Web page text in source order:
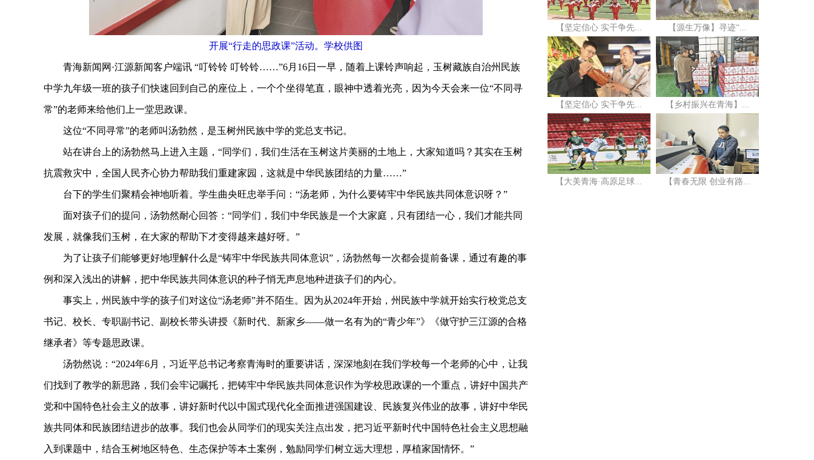
开展“行走的思政课”活动。学校供图
青海新闻网·江源新闻客户端讯 “叮铃铃 叮铃铃……”6月16日一早，随着上课铃声响起，玉树藏族自治州民族
中学九年级一班的孩子们快速回到自己的座位上，一个个坐得笔直，眼神中透着光亮，因为今天会来一位“不同寻
常”的老师来给他们上一堂思政课。
这位“不同寻常”的老师叫汤勃然，是玉树州民族中学的党总支书记。
站在讲台上的汤勃然马上进入主题，“同学们，我们生活在玉树这片美丽的土地上，大家知道吗？其实在玉树
抗震救灾中，全国人民齐心协力帮助我们重建家园，这就是中华民族团结的力量……”
台下的学生们聚精会神地听着。学生曲央旺忠举手问：“汤老师，为什么要铸牢中华民族共同体意识呀？”
面对孩子们的提问，汤勃然耐心回答：“同学们，我们中华民族是一个大家庭，只有团结一心，我们才能共同
发展，就像我们玉树，在大家的帮助下才变得越来越好呀。”
为了让孩子们能够更好地理解什么是“铸牢中华民族共同体意识”，汤勃然每一次都会提前备课，通过有趣的事
例和深入浅出的讲解，把中华民族共同体意识的种子悄无声息地种进孩子们的内心。
事实上，州民族中学的孩子们对这位“汤老师”并不陌生。因为从2024年开始，州民族中学就开始实行校党总支
书记、校长、专职副书记、副校长带头讲授《新时代、新家乡——做一名有为的“青少年”》《做守护三江源的合格
继承者》等专题思政课。
汤勃然说：“2024年6月，习近平总书记考察青海时的重要讲话，深深地刻在我们学校每一个老师的心中，让我
们找到了教学的新思路，我们会牢记嘱托，把铸牢中华民族共同体意识作为学校思政课的一个重点，讲好中国共产
党和中国特色社会主义的故事，讲好新时代以中国式现代化全面推进强国建设、民族复兴伟业的故事，讲好中华民
族共同体和民族团结进步的故事。我们也会从同学们的现实关注点出发，把习近平新时代中国特色社会主义思想融
入到课题中，结合玉树地区特色、生态保护等本土案例，勉励同学们树立远大理想，厚植家国情怀。”
【坚定信心 实干争先... 【源生万像】寻迹“...
【坚定信心 实干争先... 【乡村振兴在青海】...
【大美青海·高原足球... 【青春无限 创业有路...